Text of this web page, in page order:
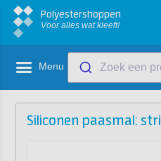
Polyestershoppen
Voor alles wat kleeft!
Menu Zoek een
Siliconen paasmal: